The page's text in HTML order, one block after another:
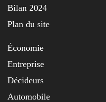
Bilan 2024
Plan du site
Économie
Entreprise
Décideurs
Automobile